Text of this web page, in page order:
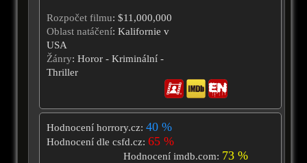
Rozpočet filmu: $11,000,000
Oblast natáčení: Kalifornie v
USA
Žánry: Horor - Kriminální -
Thriller
Hodnocení horrory.cz: 40 %
Hodnocení dle csfd.cz: 65 %
Hodnocení imdb.com: 73 %